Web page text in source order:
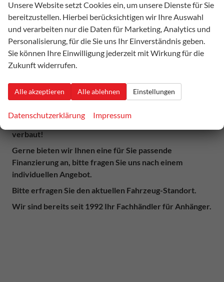
Flachplane / Heckstützen sind jederzeit nachrüstbar.
Auf den Bildern ist zum Teil optionales Zubehör
abgebildet.
Sie suchen eine andere Größe oder ein anderes Gewicht?
Gerne senden wir Ihnen nach Kauf die Kfz-Papiere
Auf den Bildern ist teilweise optionales Zubehör
verbaut!
Gerne bieten wir Ihnen eine für Sie passende
Finanzierung an, bitte fragen Sie uns nach einem
individuellen Angebot.
Bitte erfragen Sie den aktuellen Fahrzeug-Standort.
Wir sind bereits seit 1992 Ihr Fachhändler für Anhänger.
Unsere Website setzt Cookies ein, um unsere Dienste für Sie
bereitzustellen. Hierbei berücksichtigen wir Ihre Auswahl
und verarbeiten nur die Daten für Marketing, Analytics und
Personalisierung, für die Sie uns Ihr Einverständnis geben.
Sie können Ihre Einwilligung jederzeit mit Wirkung für die
Zukunft widerrufen.
Alle akzeptieren Alle ablehnen Einstellungen
Datenschutzerklärung Impressum